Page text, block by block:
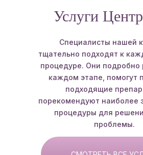
Услуги
Специалисты нашей
тщательно подходят к
процедуре. Они подробно
каждом этапе, помогут
подходящие
порекомендуют наиболее
процедуры для
проблемы.